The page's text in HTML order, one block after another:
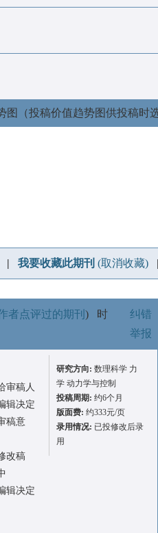
图（投稿价值趋势图供投稿时
我要收藏此期刊 (取消收藏)
者点评过的期刊 ) 时
纠错
举报
审稿人
辑决定
稿意
改稿
辑决定
研究方向: 数理科学 力
学 动力学与控制
投稿周期: 约6个月
版面费: 约333元/页
录用情况: 已投修改后录
用